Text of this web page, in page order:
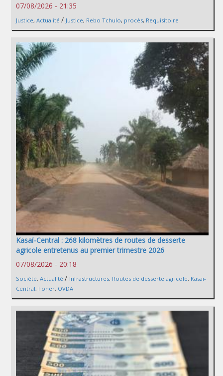
07/08/2026 - 21:35
Justice, Actualité / Justice, Rebo Tchulo, procès, Requisitoire
Kasaï-Central : 268 kilomètres de routes de desserte
agricole entretenus au premier trimestre 2026
07/08/2026 - 20:18
Société, Actualité / Infrastructures, Routes de desserte agricole, Kasai-
Central, Foner, OVDA